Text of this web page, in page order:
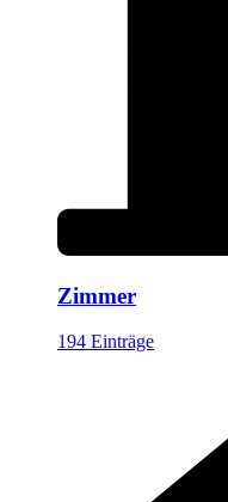
Zimmer
194 Einträge